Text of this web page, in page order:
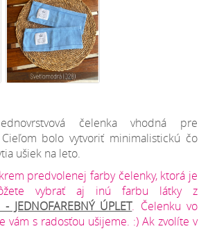
čelenka vhodná pre
bolo vytvoriť minimalistickú čo
ušiek na leto.
predvolenej farby čelenky, ktorá je
vybrať aj inú farbu látky z
JEDNOFAREBNÝ ÚPLET. Čelenku vo
vám s radosťou ušijeme. :) Ak zvolíte v